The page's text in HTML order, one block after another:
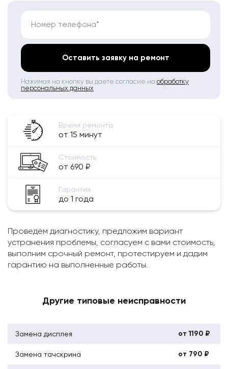
Номер телефона*
Оставить заявку на ремонт
Нажимая на кнопку вы даете согласие на обработку
персональных данных
Время ремонта
от 15 минут
Стоимость
от 690 ₽
Гарантия
до 1 года
Проведем диагностику, предложим вариант
устранения проблемы, согласуем с вами стоимость,
выполним срочный ремонт, протестируем и дадим
гарантию на выполненные работы.
Другие типовые неисправности
Замена дисплея от 1190 ₽
Замена тачскрина от 790 ₽